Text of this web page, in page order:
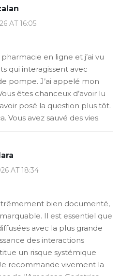
AT 16:05
en ligne et j’ai vu
qui interagissent avec
pompe. J’ai appelé mon
êtes chanceux d’avoir lu
posé la question plus tôt.
Vous avez sauvé des vies.
AT 18:34
bien documenté,
Il est essentiel que
avec la plus grande
des interactions
un risque systémique
recommande vivement la